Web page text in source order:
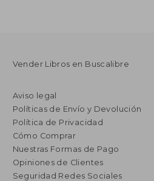
Vender Libros en Buscalibre
Aviso legal
Políticas de Envío y Devolución
Política de Privacidad
Cómo Comprar
Nuestras Formas de Pago
Opiniones de Clientes
Seguridad Redes Sociales